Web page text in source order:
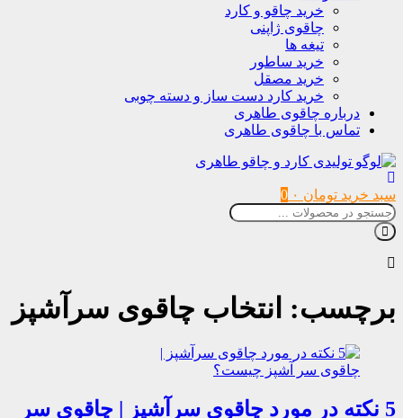
خرید چاقو و کارد
چاقوی ژاپنی
تیغه ها
خرید ساطور
خرید مصقل
خرید کارد دست ساز و دسته چوبی
درباره چاقوی طاهری
تماس با چاقوی طاهری
سبد خرید تومان 0
برچسب: انتخاب چاقوی سرآشپز
5 نکته در مورد چاقوی سرآشپز | چاقوی سر